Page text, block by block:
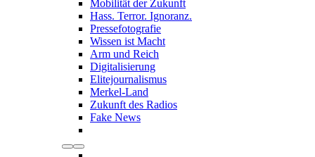
Mobilität der Zukunft
Hass. Terror. Ignoranz.
Pressefotografie
Wissen ist Macht
Arm und Reich
Digitalisierung
Elitejournalismus
Merkel-Land
Zukunft des Radios
Fake News